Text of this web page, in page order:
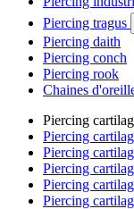
Piercing tragus
Piercing daith
Piercing conch
Piercing rook
Chaines
Piercing
Piercing
Piercing
Piercing
Piercing
Piercing